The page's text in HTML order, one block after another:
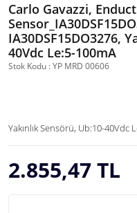
Carlo Gavazzi,
IA30DSF15DO3276,
40Vdc Le:5-100mA
Stok Kodu : YP MRD 00606
Yakınlık Sensörü, Ub:10-40Vdc
2.855,47 TL